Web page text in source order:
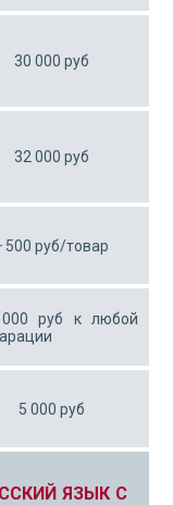
30 000 руб
32 000 руб
500 руб/товар
руб к любой
5 000 руб
ЯЗЫК С